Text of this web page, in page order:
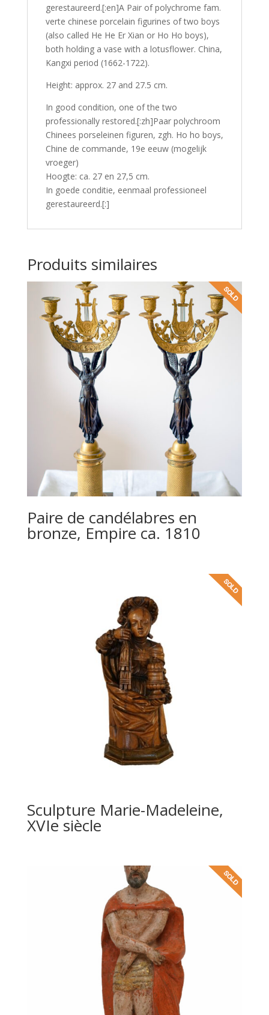
gerestaureerd.[:en]A Pair of polychrome fam.
verte chinese porcelain figurines of two boys
(also called He He Er Xian or Ho Ho boys),
both holding a vase with a lotusflower. China,
Kangxi period (1662-1722).
Height: approx. 27 and 27.5 cm.
In good condition, one of the two
professionally restored.[:zh]Paar polychroom
Chinees porseleinen figuren, zgh. Ho ho boys,
Chine de commande, 19e eeuw (mogelijk
vroeger)
Hoogte: ca. 27 en 27,5 cm.
In goede conditie, eenmaal professioneel
gerestaureerd.[:]
Produits similaires
Paire de candélabres en
bronze, Empire ca. 1810
Sculpture Marie-Madeleine,
XVIe siècle